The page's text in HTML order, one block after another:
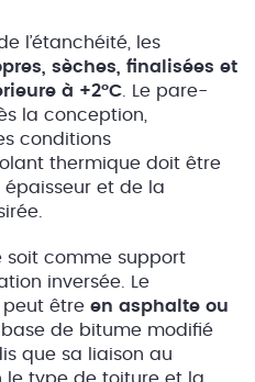
l’étanchéité, les
sèches, finalisées et
à +2°C. Le pare-
la conception,
conditions
thermique doit être
et de la
soit comme support
inversée. Le
peut être en asphalte ou
de bitume modifié
que sa liaison au